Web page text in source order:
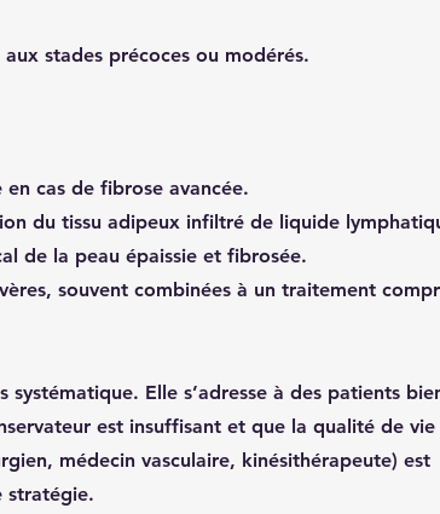
stades précoces ou modérés.
cas de fibrose avancée.
du tissu adipeux infiltré de liquide
de la peau épaissie et fibrosée.
souvent combinées à un traitement
Elle s’adresse à des patients
est insuffisant et que la qualité de
médecin vasculaire, kinésithérapeute) est
stratégie.